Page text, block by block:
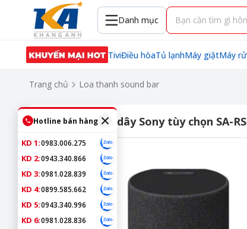
Danh mục
TiviĐiều hòaTủ lạnhMáy giặtMáy
Trang chủ Loa thanh sound bar
Loa sau không dây Sony tùy chọn SA-
Hotline bán hàng
KD 1:0983.006.275
KD 2:0943.340.866
KD 3:0981.028.839
KD 4:0899.585.662
KD 5:0943.340.996
KD 6:0981.028.836